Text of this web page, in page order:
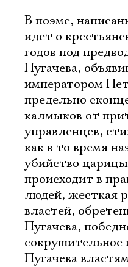
В поэме,
идет о
годов под
Пугачева,
императором
предельно
калмыков от
управленцев,
как в то время
убийство
происходит в
людей, жесткая
властей,
Пугачева,
сокрушительное
Пугачева